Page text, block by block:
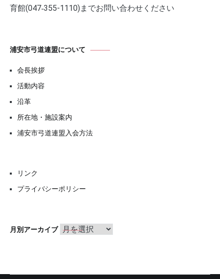
育館(047‐355-1110)までお問い合わせください
浦安市弓道連盟について
会長挨拶
活動内容
沿革
所在地・施設案内
浦安市弓道連盟入会方法
リンク
プライバシーポリシー
月別アーカイブ 月